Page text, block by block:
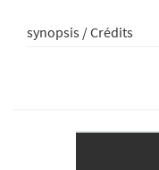
synopsis / Crédits